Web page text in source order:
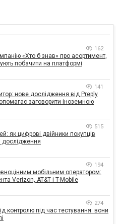
162
«Хто б знав» про асортимент,
побачити на платформі
141
нове дослідження від Preply
заговорити іноземною
515
як цифрові двійники покупців
дослідження
194
мобільним оператором:
Verizon, AT&T і T-Mobile
274
контролю під час тестування: вони